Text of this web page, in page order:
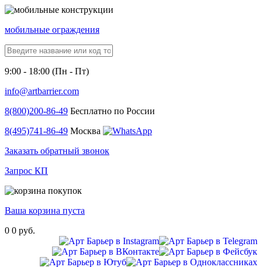
мобильные ограждения
9:00 - 18:00 (Пн - Пт)
info@artbarrier.com
8(800)200-86-49 Бесплатно по России
8(495)741-86-49 Москва
Заказать обратный звонок
Запрос КП
Ваша корзина пуста
0 0 руб.